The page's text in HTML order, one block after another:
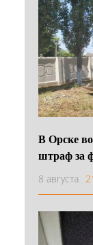
В Орске
штраф за
8 августа